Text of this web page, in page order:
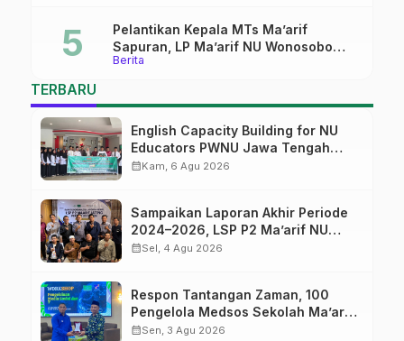
Berita
Pelantikan Kepala MTs Ma’arif
Sapuran, LP Ma’arif NU Wonosobo
Tekankan Lima Amanah
TERBARU
English Capacity Building for NU
Educators PWNU Jawa Tengah
Batch#4; Membuka Jalan Menuju
calendar_monthKam, 6 Agu 2026
Sampaikan Laporan Akhir Periode
2024–2026, LSP P2 Ma’arif NU
Jateng Mantapkan Sinergi Link and
calendar_monthSel, 4 Agu 2026
Respon Tantangan Zaman, 100
Pengelola Medsos Sekolah Ma’arif
Pekalongan Ikuti Pelatihan Literasi
calendar_monthSen, 3 Agu 2026